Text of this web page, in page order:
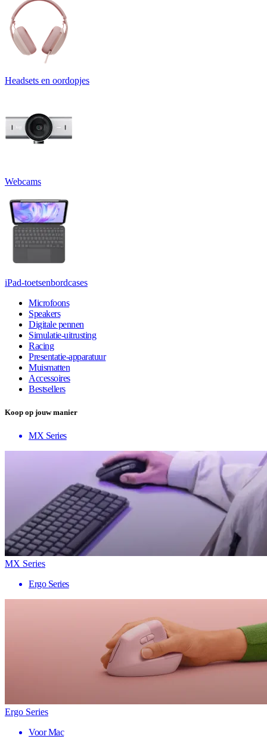
Headsets en oordopjes
Webcams
iPad-toetsenbordcases
Microfoons
Speakers
Digitale pennen
Simulatie-uitrusting
Racing
Presentatie-apparatuur
Muismatten
Accessoires
Bestsellers
Koop op jouw manier
MX Series
MX Series
Ergo Series
Ergo Series
Voor Mac